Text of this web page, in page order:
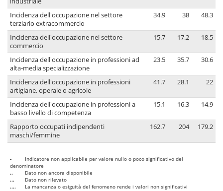
Incidenza dell'occupazione nel settore
terziario extracommercio
34.9 38 48.3
Incidenza dell'occupazione nel settore
commercio
15.7 17.2 18.5
Incidenza dell'occupazione in professioni ad
alta-media specializzazione
23.5 35.7 30.6
Incidenza dell'occupazione in professioni
artigiane, operaie o agricole
41.7 28.1 22
Incidenza dell'occupazione in professioni a
basso livello di competenza
15.1 16.3 14.9
Rapporto occupati indipendenti
maschi/femmine
162.7 204 179.2
-
Indicatore non applicabile per valore nullo o poco significativo del
denominatore
..
Dato non ancora disponibile
...
Dato non rilevato
....
La mancanza o esiguità del fenomeno rende i valori non significativi